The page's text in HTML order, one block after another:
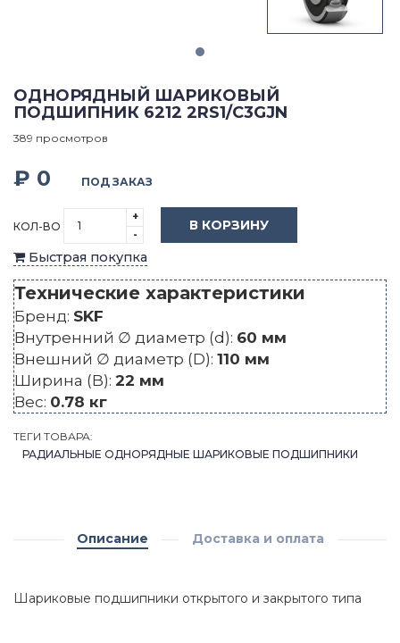
ОДНОРЯДНЫЙ ШАРИКОВЫЙ
ПОДШИПНИК 6212 2RS1/C3GJN
389 просмотров
₽ 0 ПОД ЗАКАЗ
КОЛ-ВО
+
-
В КОРЗИНУ
Быстрая покупка
Технические характеристики
Бренд: SKF
Внутренний ∅ диаметр (d): 60 мм
Внешний ∅ диаметр (D): 110 мм
Ширина (B): 22 мм
Вес: 0.78 кг
ТЕГИ ТОВАРА:
РАДИАЛЬНЫЕ ОДНОРЯДНЫЕ ШАРИКОВЫЕ ПОДШИПНИКИ
Описание Доставка и оплата
Шариковые подшипники открытого и закрытого типа